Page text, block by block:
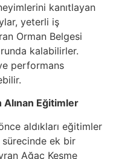
kanıtlayan
yeterli iş
Orman Belgesi
kalabilirler.
performans
Eğitimler
aldıkları eğitimler
ek bir
Ağaç Kesme